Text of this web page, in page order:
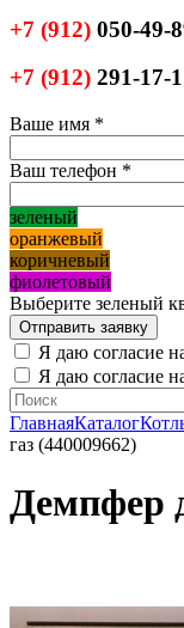
+7 (912) 050-49-
+7 (912) 291-17-
Ваше имя *
Ваш телефон *
зеленый
оранжевый
коричневый
фиолетовый
Выберите зеленый
Я даю согласие
Я даю согласие
ГлавнаяКаталог
газ (440009662)
Демпфер